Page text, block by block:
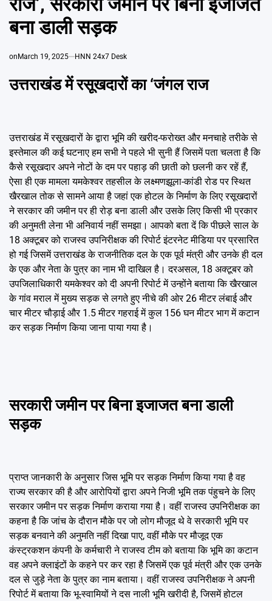
बना डाली सड़क
on March 19, 2025 HNN 24x7 Desk
उत्तराखंड में रसूखदारों का ‘जंगल राज
उत्तराखंड में रसूखदारों के द्वारा भूमि की खरीद-फरोख्त और मनचाहे तरीके से
इस्तेमाल की कई घटनाए हम सभी ने पहले भी सुनी हैं जिसमें पता चलता है कि
कैसे रसूखदार अपने नोटों के दम पर पहाड़ की छाती को छलनी कर रहें हैं,
ऐसा ही एक मामला यमकेश्वर तहसील के लक्ष्मणझूला-कांडी रोड पर स्थित
खैरखाल तोक से सामने आया है जहां एक होटल के निर्माण के लिए रसूखदारों
ने सरकार की जमीन पर ही रोड़ बना डाली और उसके लिए किसी भी प्रकार
की अनुमती लेना भी अनिवार्य नहीं समझा। आपको बता दें कि पीछले साल के
18 अक्टूबर को राजस्व उपनिरीक्षक की रिपोर्ट इंटरनेट मीडिया पर प्रसारित
हो गई जिसमें उत्तराखंड के राजनीतिक दल के एक पूर्व मंत्री और उनके ही दल
के एक और नेता के पुत्र का नाम भी दाखिल है। दरअसल, 18 अक्टूबर को
उपजिलाधिकारी यमकेश्वर को दी अपनी रिपोर्ट में उन्होंने बताया कि खैरखाल
के गांव मराल में मुख्य सड़क से लगते हुए नीचे की ओर 26 मीटर लंबाई और
चार मीटर चौड़ाई और 1.5 मीटर गहराई में कुल 156 घन मीटर भाग में कटान
कर सड़क निर्माण किया जाना पाया गया है।
सरकारी जमीन पर बिना इजाजत बना डाली
सड़क
प्राप्त जानकारी के अनुसार जिस भूमि पर सड़क निर्माण किया गया है वह
राज्य सरकार की है और आरोपियों द्वारा अपने निजी भूमि तक पंहुचने के लिए
सरकार जमीन पर सड़क निर्माण कराया गया है। वहीं राजस्व उपनिरीक्षक का
कहना है कि जांच के दौरान मौके पर जो लोग मौजूद थे वे सरकारी भूमि पर
सड़क बनवाने की अनुमति नहीं दिखा पाए, वहीं मौके पर मौजूद एक
कंस्ट्रकशन कंपनी के कर्मचारी ने राजस्व टीम को बताया कि भूमि का कटान
वह अपने क्लाइंटों के कहने पर कर रहा है जिसमें एक पूर्व मंत्री और एक उनके
दल से जुड़े नेता के पुत्र का नाम बताया। वहीं राजस्व उपनिरीक्षक ने अपनी
रिपोर्ट में बताया कि भू-स्वामियों ने दस नाली भूमि खरीदी है, जिसमें होटल